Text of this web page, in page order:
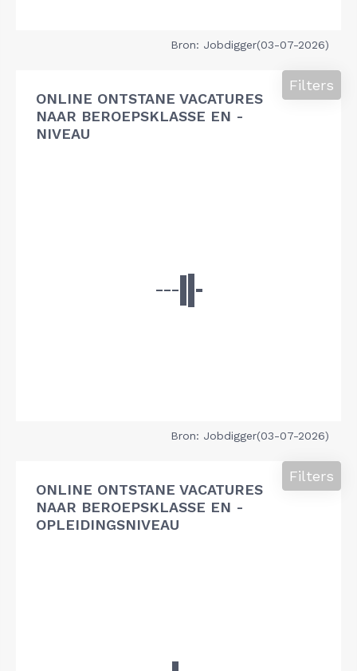
Bron: Jobdigger(03-07-2026)
ONLINE ONTSTANE VACATURES
NAAR BEROEPSKLASSE EN -
NIVEAU
Filters
Bron: Jobdigger(03-07-2026)
ONLINE ONTSTANE VACATURES
NAAR BEROEPSKLASSE EN -
OPLEIDINGSNIVEAU
Filters